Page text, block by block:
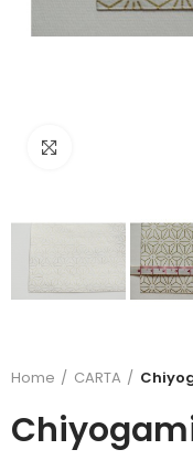
Home CARTA